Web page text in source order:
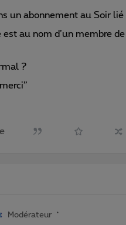
un abonnement au Soir lié
est au nom d’un membre
?
Modérateur